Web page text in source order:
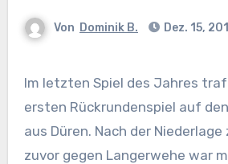
Von Dominik B. Dez. 15,
Im letzten Spiel des Jahres trafen wir zum
ersten Rückrundenspiel auf
aus Düren. Nach der Niederlage
zuvor gegen Langerwehe war